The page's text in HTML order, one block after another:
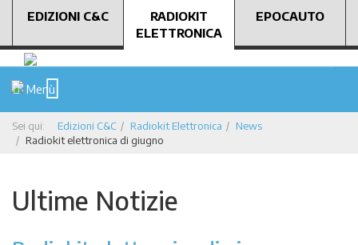
EDIZIONI C&C
RADIOKIT
ELETTRONICA
EPOCAUTO
Menù
Sei qui: Edizioni C&C Radiokit Elettronica
News
Radiokit elettronica di giugno
Ultime Notizie